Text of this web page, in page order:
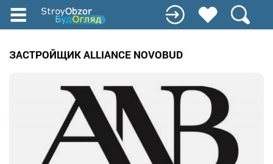
Перейти
содержанию
ЗАСТРОЙЩИК ALLIANCE NOVOBUD